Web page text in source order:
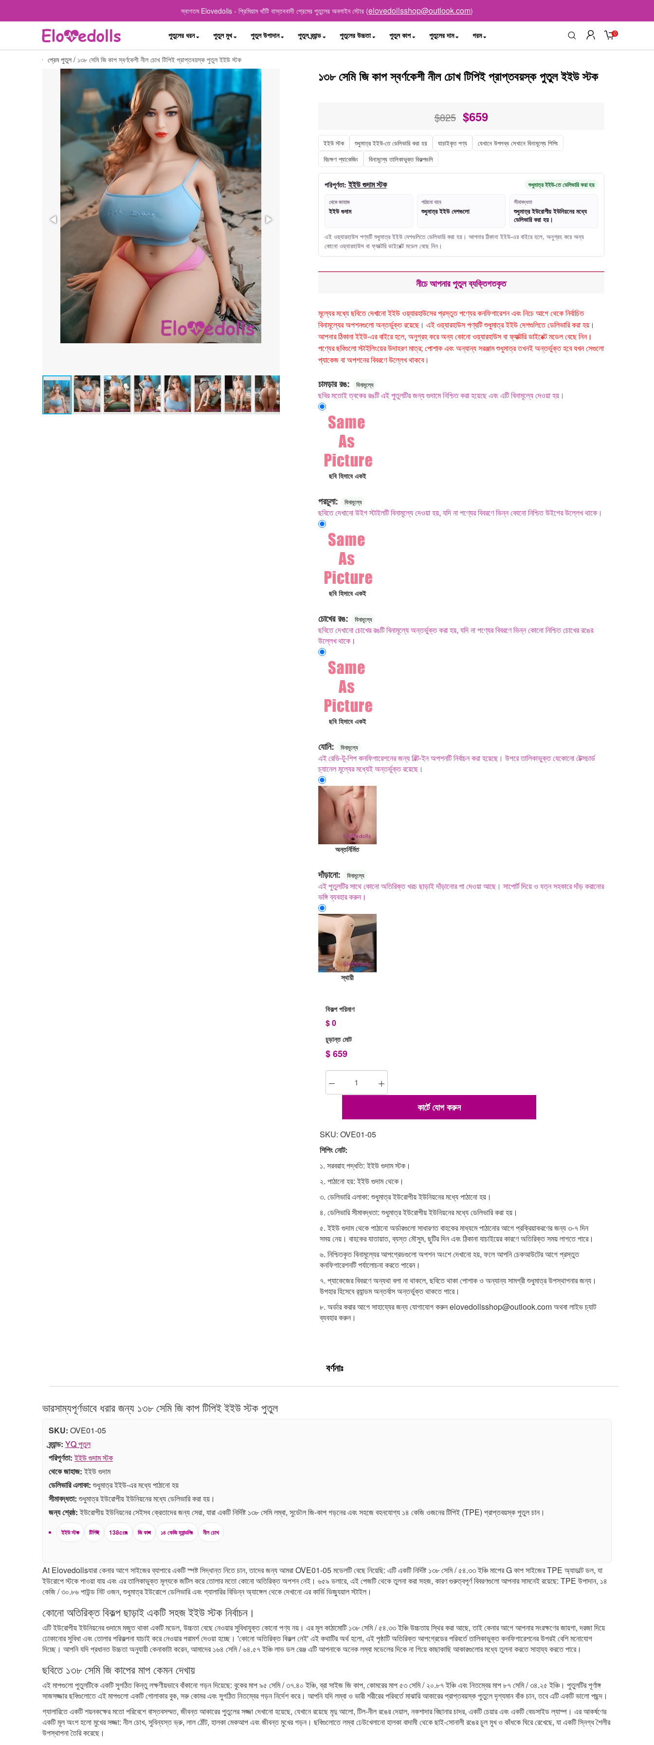
স্বাগতম Elovedolls - প্রিমিয়াম খাঁটি বাস্তববাদী প্রেমের পুতুলের অনলাইন স্টোর (elovedollsshop@outlook.com)
পুতুলের ধরন পুতুল মুখ পুতুল উপাদান পুতুল ব্র্যান্ড পুতুলের উচ্চতা পুতুল কাপ পুতুলের দাম গরম 0
প্রেম পুতুল / ১৩৮ সেমি জি কাপ স্বর্ণকেশী নীল চোখ টিপিই প্রাপ্তবয়স্ক পুতুল ইইউ স্টক
১৩৮ সেমি জি কাপ স্বর্ণকেশী নীল চোখ টিপিই প্রাপ্তবয়স্ক পুতুল ইইউ স্টক
$825 $659
ইইউ স্টক শুধুমাত্র ইইউ-তে ডেলিভারি করা হয় যাচাইকৃত পণ্য
যেখানে উপলব্ধ সেখানে বিনামূল্যে শিপিং
বিচক্ষণ প্যাকেজিং
বিনামূল্যে তালিকাভুক্ত বিকল্পগুলি
পরিপূর্ণতা:ইইউ গুদাম স্টক শুধুমাত্র ইইউ-তে ডেলিভারি করা হয়
থেকে জাহাজ
ইইউ গুদাম
পাঠানো যাবে
শুধুমাত্র ইইউ দেশগুলো
সীমাবদ্ধতা
শুধুমাত্র ইউরোপীয় ইউনিয়নের মধ্যে
ডেলিভারি করা হয়।
এই ওয়্যারহাউস পণ্যটি শুধুমাত্র ইইউ দেশগুলিতে ডেলিভারি করা হয়। আপনার ঠিকানা ইইউ-এর বাইরে হলে, অনুগ্রহ করে অন্য
কোনো ওয়্যারহাউস বা ফ্যাক্টরি ডাইরেক্ট মডেল বেছে নিন।
নীচে আপনার পুতুল ব্যক্তিগতকৃত
মূল্যের মধ্যে ছবিতে দেখানো ইইউ ওয়্যারহাউসের প্রস্তুত পণ্যের কনফিগারেশন এবং নিচে আগে থেকে নির্বাচিত
বিনামূল্যের অপশনগুলো অন্তর্ভুক্ত রয়েছে। এই ওয়্যারহাউস পণ্যটি শুধুমাত্র ইইউ দেশগুলিতে ডেলিভারি করা হয়।
আপনার ঠিকানা ইইউ-এর বাইরে হলে, অনুগ্রহ করে অন্য কোনো ওয়্যারহাউস বা ফ্যাক্টরি ডাইরেক্ট মডেল বেছে নিন।
পণ্যের ছবিগুলো স্টাইলিংয়ের উদাহরণ মাত্র; পোশাক এবং অন্যান্য সরঞ্জাম শুধুমাত্র তখনই অন্তর্ভুক্ত হবে যখন সেগুলো
প্যাকেজ বা অপশনের বিবরণে উল্লেখ থাকবে।
চামড়ার রঙ: বিনামূল্যে
ছবির মতোই ত্বকের রঙটি এই পুতুলটির জন্য গুদামে নিশ্চিত করা হয়েছে এবং এটি বিনামূল্যে দেওয়া হয়।
ছবি হিসাবে একই
পরচুলা: বিনামূল্যে
ছবিতে দেখানো উইগ স্টাইলটি বিনামূল্যে দেওয়া হয়, যদি না পণ্যের বিবরণে ভিন্ন কোনো নিশ্চিত উইগের উল্লেখ থাকে।
ছবি হিসাবে একই
চোখের রঙ: বিনামূল্যে
ছবিতে দেখানো চোখের রঙটি বিনামূল্যে অন্তর্ভুক্ত করা হয়, যদি না পণ্যের বিবরণে ভিন্ন কোনো নিশ্চিত চোখের রঙের
উল্লেখ থাকে।
ছবি হিসাবে একই
যোনি: বিনামূল্যে
এই রেডি-টু-শিপ কনফিগারেশনের জন্য বিল্ট-ইন অপশনটি নির্বাচন করা হয়েছে। উপরে তালিকাভুক্ত যেকোনো টেক্সচার্ড
চ্যানেল মূল্যের মধ্যেই অন্তর্ভুক্ত রয়েছে।
অন্তর্নির্মিত
দাঁড়ানো: বিনামূল্যে
এই পুতুলটির সাথে কোনো অতিরিক্ত খরচ ছাড়াই দাঁড়ানোর পা দেওয়া আছে। সাপোর্ট দিয়ে ও যত্ন সহকারে দাঁড় করানোর
ভঙ্গি ব্যবহার করুন।
স্থায়ী
বিকল্প পরিমাণ
$0
চূড়ান্ত মোট
$659
কার্টে যোগ করুন
SKU: OVE01-05
শিপিং নোট:
১. সরবরাহ পদ্ধতি: ইইউ গুদাম স্টক।
২. পাঠানো হয়: ইইউ গুদাম থেকে।
৩. ডেলিভারি এলাকা: শুধুমাত্র ইউরোপীয় ইউনিয়নের মধ্যে পাঠানো হয়।
৪. ডেলিভারি সীমাবদ্ধতা: শুধুমাত্র ইউরোপীয় ইউনিয়নের মধ্যে ডেলিভারি করা হয়।
৫. ইইউ গুদাম থেকে পাঠানো অর্ডারগুলো সাধারণত বাহকের মাধ্যমে পাঠানোর আগে প্রক্রিয়াকরণের জন্য ৩-৭ দিন
সময় নেয়। বাহকের যাতায়াত, ব্যস্ত মৌসুম, ছুটির দিন এবং ঠিকানা যাচাইয়ের কারণে অতিরিক্ত সময় লাগতে পারে।
৬. নিশ্চিতকৃত বিনামূল্যের আপগ্রেডগুলো অপশন অংশে দেখানো হয়, ফলে আপনি চেকআউটের আগে প্রস্তুত
কনফিগারেশনটি পর্যালোচনা করতে পারেন।
৭. প্যাকেজের বিবরণে অন্যথা বলা না থাকলে, ছবিতে থাকা পোশাক ও অন্যান্য সামগ্রী শুধুমাত্র উপস্থাপনার জন্য।
উপহার হিসেবে র‍্যান্ডম অন্তর্বাস অন্তর্ভুক্ত থাকতে পারে।
৮. অর্ডার করার আগে সাহায্যের জন্য যোগাযোগ করুনelovedollsshop@outlook.comঅথবা লাইভ চ্যাট
ব্যবহার করুন।
বর্ণনাঃ
ভারসাম্যপূর্ণভাবে ধরার জন্য ১৩৮ সেমি জি কাপ টিপিই ইইউ স্টক পুতুল
SKU: OVE01-05
ব্র্যান্ড: YQ পুতুল
পরিপূর্ণতা: ইইউ গুদাম স্টক
থেকে জাহাজ:ইইউ গুদাম
ডেলিভারি এলাকা: শুধুমাত্র ইইউ-এর মধ্যে পাঠানো হয়
সীমাবদ্ধতা: শুধুমাত্র ইউরোপীয় ইউনিয়নের মধ্যে ডেলিভারি করা হয়।
জন্য শ্রেষ্ঠ:ইউরোপীয় ইউনিয়নের সেইসব ক্রেতাদের জন্য সেরা, যারা একটি নির্দিষ্ট ১৩৮ সেমি লম্বা, সুডৌল জি-কাপ গড়নের এবং সহজে বহনযোগ্য ১৪ কেজি ওজনের টিপিই (TPE) প্রাপ্তবয়স্ক পুতুল চান।
ইইউ স্টক টিপিই 138cm জি কাপ ১৪ কেজি হ্যান্ডলিং নীল চোখ
At Elovedollsযারা কেনার আগে সাইজের ব্যাপারে একটি স্পষ্ট সিদ্ধান্ত নিতে চান, তাদের জন্য আমরা OVE01-05 মডেলটি বেছে নিয়েছি: এটি একটি নির্দিষ্ট ১৩৮ সেমি / ৫৪.৩৩ ইঞ্চি মাপের G কাপ সাইজের TPE অ্যাডাল্ট ডল, যা
ইউরোপে স্টকে পাওয়া যায় এবং এর তালিকাভুক্ত মূল্যকে জটিল করে তোলার মতো কোনো অতিরিক্ত অপশন নেই। ৬৫৯ ডলারে, এই পেজটি থেকে তুলনা করা সহজ, কারণ গুরুত্বপূর্ণ বিবরণগুলো আপনার সামনেই রয়েছে: TPE উপাদান, ১৪
কেজি / ৩০.৮৬ পাউন্ড নিট ওজন, শুধুমাত্র ইউরোপে ডেলিভারি এবং গ্যালারির বিভিন্ন অ্যাঙ্গেল থেকে দেখানো এর কার্ভি ভিজ্যুয়াল স্টাইল।
কোনো অতিরিক্ত বিকল্প ছাড়াই একটি সহজ ইইউ স্টক নির্বাচন।
এটি ইউরোপীয় ইউনিয়নের গুদামে মজুত থাকা একটি মডেল, উচ্চতা বেছে নেওয়ার সুবিধাযুক্ত কোনো পণ্য নয়। এর মূল কাঠামোটি ১৩৮ সেমি / ৫৪.৩৩ ইঞ্চি উচ্চতায় স্থির করা আছে, তাই কেনার আগে আপনার সংরক্ষণের জায়গা, দরজা দিয়ে
ঢোকানোর সুবিধা এবং তোলার পরিকল্পনা যাচাই করে নেওয়ার পরামর্শ দেওয়া হচ্ছে। 'কোনো অতিরিক্ত বিকল্প নেই' এই কথাটির অর্থ হলো, এই পৃষ্ঠাটি অতিরিক্ত আপগ্রেডের পরিবর্তে তালিকাভুক্ত কনফিগারেশনের উপরই বেশি মনোযোগ
দিচ্ছে। আপনি যদি প্রধানত উচ্চতা অনুযায়ী কেনাকাটা করেন, আমাদের১৬৪ সেমি / ৬৪.৫৭ ইঞ্চি লাভ ডল রেঞ্জএটি আপনাকে অনেক লম্বা মডেলের দিকে না গিয়ে কাছাকাছি আকারগুলোর মধ্যে তুলনা করতে সাহায্য করতে পারে।
ছবিতে ১৩৮ সেমি জি কাপের মাপ কেমন দেখায়
এই মাপগুলো পুতুলটিকে একটি সুগঠিত কিন্তু লক্ষণীয়ভাবে বাঁকানো গড়ন দিয়েছে: বুকের মাপ ৯৫ সেমি / ৩৭.৪০ ইঞ্চি, ব্রা সাইজ জি কাপ, কোমরের মাপ ৫৩ সেমি / ২০.৮৭ ইঞ্চি এবং নিতম্বের মাপ ৮৭ সেমি / ৩৪.২৫ ইঞ্চি। পুতুলটির পূর্ণাঙ্গ
সাজসজ্জার ছবিগুলোতে এই মাপগুলো একটি গোলাকার বুক, সরু কোমর এবং সুগঠিত নিতম্বের গড়ন নির্দেশ করে। আপনি যদি লম্বা ও ভারী শরীরের পরিবর্তে মাঝারি আকারের প্রাপ্তবয়স্ক পুতুলে দৃশ্যমান বাঁক চান, তবে এটি একটি ভালো পছন্দ।
গ্যালারিতে একটি শয়নকক্ষের মতো পরিবেশে বাস্তবসম্মত, জীবন্ত আকারের পুতুলের সজ্জা দেখানো হয়েছে, যেখানে রয়েছে মৃদু আলো, টিল-নীল রঙের দেয়াল, নকশাদার বিছানার চাদর, একটি চেয়ার এবং একটি বেডসাইড ল্যাম্প। এর আকর্ষণের
একটি মূল অংশ হলো মুখের সজ্জা: নীল চোখ, সুবিন্যস্ত ভ্রু, লাল ঠোঁট, হালকা মেকআপ এবং জীবন্ত মুখের গড়ন। ছবিগুলোতে লম্বা ঢেউখেলানো হালকা বাদামী থেকে ছাই-সোনালী রঙের চুল মুখ ও কাঁধকে ঘিরে রেখেছে, যা একটি স্নিগ্ধ শৈলীর
উপস্থাপনা তৈরি করেছে।